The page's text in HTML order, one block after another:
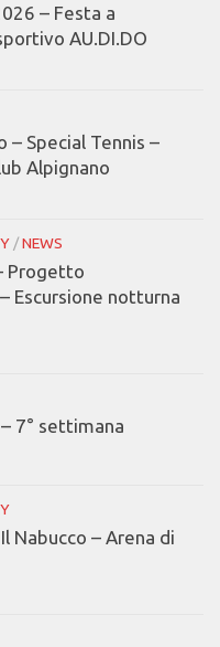
– Festa a
AU.DI.DO
– Special Tennis –
Alpignano
/NEWS
Progetto
Escursione notturna
– 7° settimana
Nabucco – Arena di